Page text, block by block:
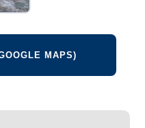
MAPS)